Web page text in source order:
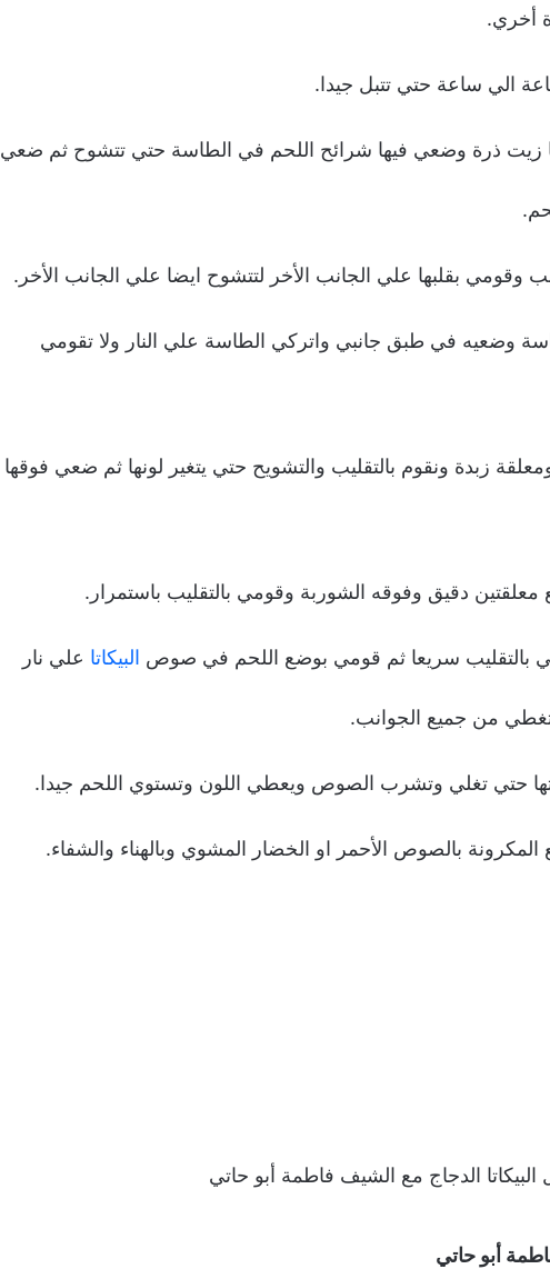
أخري.
الي ساعة حتي تتبل جيدا.
ذرة وضعي فيها شرائح اللحم في الطاسة حتي تتشوح ثم ضعي
وقومي بقلبها علي الجانب الأخر لتتشوح ايضا علي الجانب الأخر.
وضعيه في طبق جانبي واتركي الطاسة علي النار ولا تقومي
زبدة ونقوم بالتقليب والتشويح حتي يتغير لونها ثم ضعي فوقها
دقيق وفوقه الشوربة وقومي بالتقليب باستمرار.
بالتقليب سريعا ثم قومي بوضع اللحم في صوص البيكاتا علي نار
من جميع الجوانب.
حتي تغلي وتشرب الصوص ويعطي اللون وتستوي اللحم جيدا.
بالصوص الأحمر او الخضار المشوي وبالهناء والشفاء.
الدجاج مع الشيف فاطمة أبو حاتي
أبو حاتي